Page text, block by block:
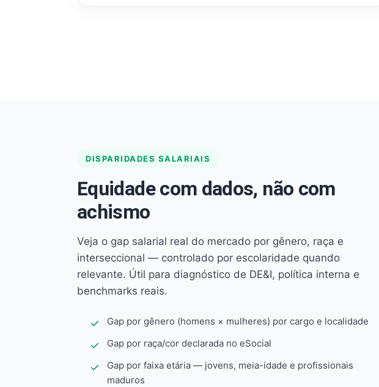
DISPARIDADES SALARIAIS
Equidade com dados, não com
achismo
Veja o gap salarial real do mercado por gênero, raça e
interseccional — controlado por escolaridade quando
relevante. Útil para diagnóstico de DE&I, política interna e
benchmarks reais.
Gap por gênero (homens × mulheres) por cargo e localidade
Gap por raça/cor declarada no eSocial
Gap por faixa etária — jovens, meia-idade e profissionais
maduros